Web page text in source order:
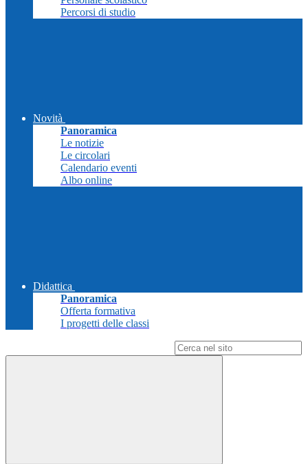
Percorsi di studio
Novità
Panoramica
Le notizie
Le circolari
Calendario eventi
Albo online
Didattica
Panoramica
Offerta formativa
I progetti delle classi